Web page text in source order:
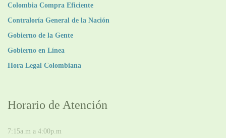
Colombia Compra Eficiente
Contraloría General de la Nación
Gobierno de la Gente
Gobierno en Línea
Hora Legal Colombiana
Horario de Atención
7:15a.m a 4:00p.m